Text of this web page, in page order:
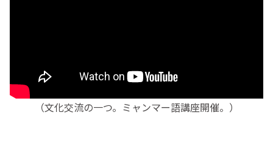
（文化交流の一つ。ミャンマー語講座開催。）